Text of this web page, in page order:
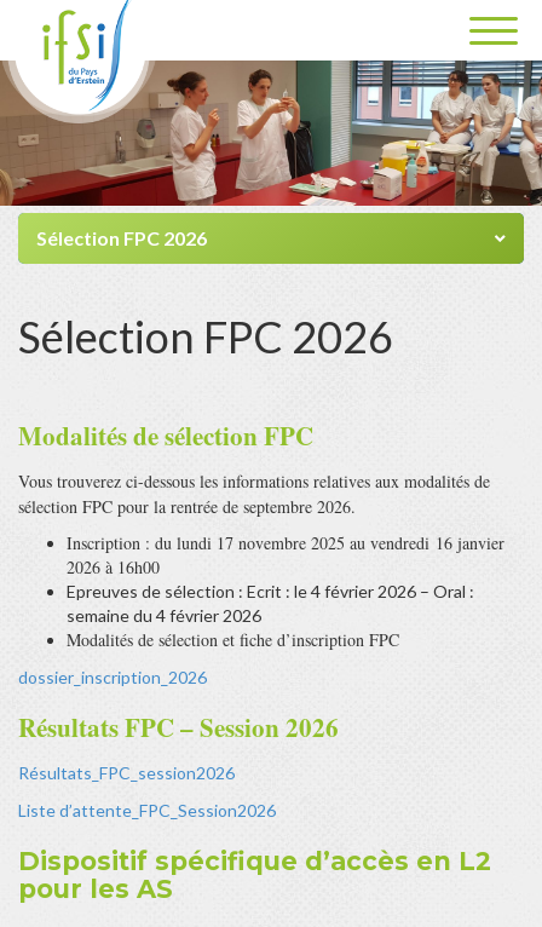
Sélection FPC 2026
Sélection FPC 2026
Modalités de sélection FPC
Vous trouverez ci-dessous les informations relatives aux modalités de
sélection FPC pour la rentrée de septembre 2026.
Inscription : du lundi 17 novembre 2025 au vendredi 16 janvier
2026 à 16h00
Epreuves de sélection : Ecrit : le 4 février 2026 – Oral :
semaine du 4 février 2026
Modalités de sélection et fiche d’inscription FPC
dossier_inscription_2026
Résultats FPC – Session 2026
Résultats_FPC_session2026
Liste d’attente_FPC_Session2026
Dispositif spécifique d’accès en L2
pour les AS